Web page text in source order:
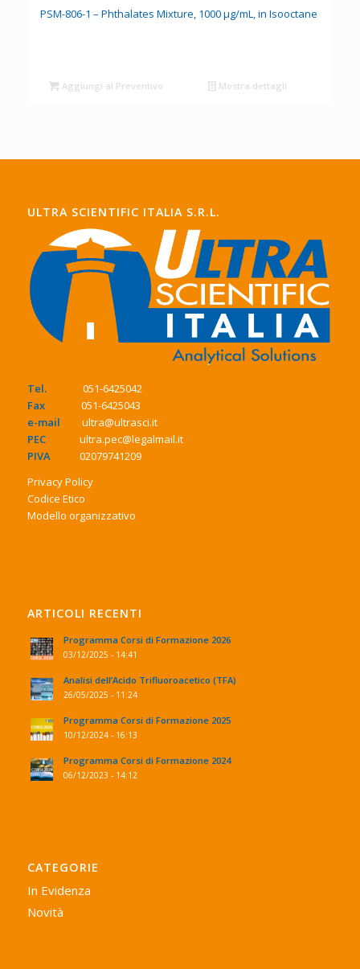
PSM-806-1 – Phthalates Mixture, 1000 µg/mL, in Isooctane
Aggiungi al Preventivo Mostra dettagli
ULTRA SCIENTIFIC ITALIA S.R.L.
Tel. 051-6425042
Fax 051-6425043
e-mail ultra@ultrasci.it
PECultra.pec@legalmail.it
PIVA02079741209
Privacy Policy
Codice Etico
Modello organizzativo
ARTICOLI RECENTI
Programma Corsi di Formazione 2026
03/12/2025 - 14:41
Analisi dell’Acido Trifluoroacetico (TFA)
26/05/2025 - 11:24
Programma Corsi di Formazione 2025
10/12/2024 - 16:13
Programma Corsi di Formazione 2024
06/12/2023 - 14:12
CATEGORIE
In Evidenza
Novità